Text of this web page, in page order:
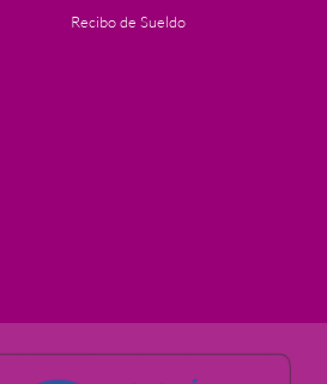
Recibo de Sueldo